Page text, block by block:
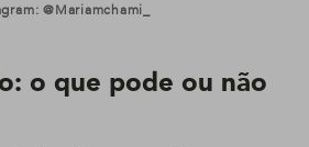
@mariamchami_
o que pode ou não